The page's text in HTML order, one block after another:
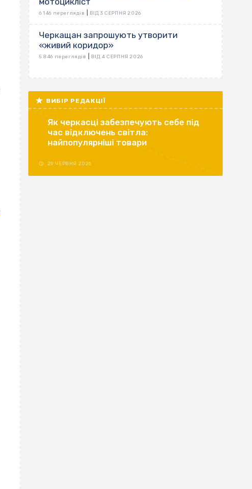
6 146 переглядів ВІД 3 СЕРПНЯ 2026
Черкащан запрошують утворити
«живий коридор»
5 846 переглядів ВІД 4 СЕРПНЯ 2026
ВИБІР РЕДАКЦІЇ
Як черкасці забезпечують себе під
час відключень світла:
найпопулярніші товари
29 ЧЕРВНЯ 2026